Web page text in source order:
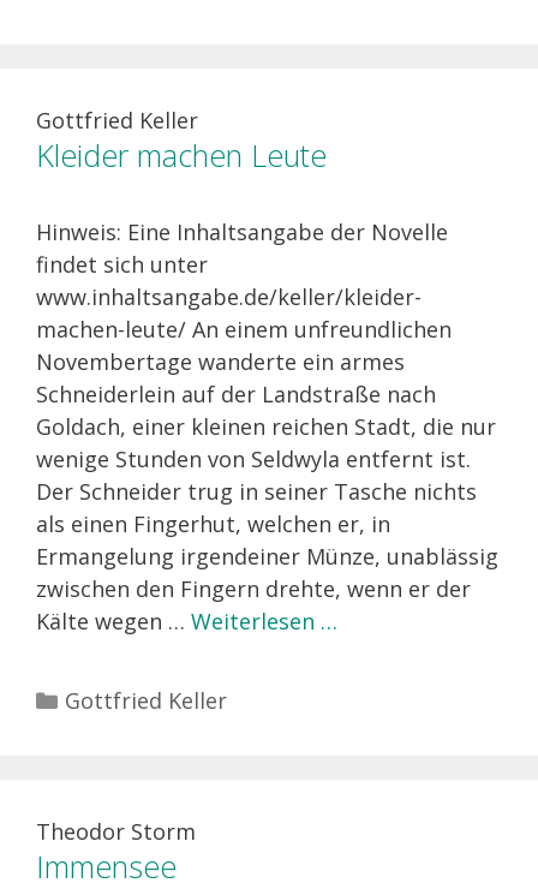
Gottfried Keller
Kleider machen Leute
Hinweis: Eine Inhaltsangabe der Novelle
findet sich unter
www.inhaltsangabe.de/keller/kleider-
machen-leute/ An einem unfreundlichen
Novembertage wanderte ein armes
Schneiderlein auf der Landstraße nach
Goldach, einer kleinen reichen Stadt, die nur
wenige Stunden von Seldwyla entfernt ist.
Der Schneider trug in seiner Tasche nichts
als einen Fingerhut, welchen er, in
Ermangelung irgendeiner Münze, unablässig
zwischen den Fingern drehte, wenn er der
Kälte wegen … Weiterlesen …
Kategorien
Gottfried Keller
Theodor Storm
Immensee